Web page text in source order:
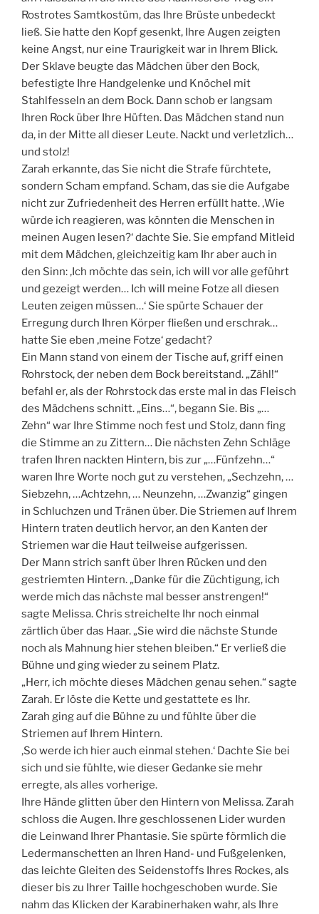
Rostrotes Samtkostüm, das Ihre Brüste unbedeckt
ließ. Sie hatte den Kopf gesenkt, Ihre Augen zeigten
keine Angst, nur eine Traurigkeit war in Ihrem Blick.
Der Sklave beugte das Mädchen über den Bock,
befestigte Ihre Handgelenke und Knöchel mit
Stahlfesseln an dem Bock. Dann schob er langsam
Ihren Rock über Ihre Hüften. Das Mädchen stand nun
da, in der Mitte all dieser Leute. Nackt und verletzlich…
und stolz!
Zarah erkannte, das Sie nicht die Strafe fürchtete,
sondern Scham empfand. Scham, das sie die Aufgabe
nicht zur Zufriedenheit des Herren erfüllt hatte. ‚Wie
würde ich reagieren, was könnten die Menschen in
meinen Augen lesen?‘ dachte Sie. Sie empfand Mitleid
mit dem Mädchen, gleichzeitig kam Ihr aber auch in
den Sinn: ‚Ich möchte das sein, ich will vor alle geführt
und gezeigt werden… Ich will meine Fotze all diesen
Leuten zeigen müssen…‘ Sie spürte Schauer der
Erregung durch Ihren Körper fließen und erschrak…
hatte Sie eben ‚meine Fotze‘ gedacht?
Ein Mann stand von einem der Tische auf, griff einen
Rohrstock, der neben dem Bock bereitstand. „Zähl!“
befahl er, als der Rohrstock das erste mal in das Fleisch
des Mädchens schnitt. „Eins…“, begann Sie. Bis „…
Zehn“ war Ihre Stimme noch fest und Stolz, dann fing
die Stimme an zu Zittern… Die nächsten Zehn Schläge
trafen Ihren nackten Hintern, bis zur „…Fünfzehn…“
waren Ihre Worte noch gut zu verstehen, „Sechzehn, …
Siebzehn, …Achtzehn, … Neunzehn, …Zwanzig“ gingen
in Schluchzen und Tränen über. Die Striemen auf Ihrem
Hintern traten deutlich hervor, an den Kanten der
Striemen war die Haut teilweise aufgerissen.
Der Mann strich sanft über Ihren Rücken und den
gestriemten Hintern. „Danke für die Züchtigung, ich
werde mich das nächste mal besser anstrengen!“
sagte Melissa. Chris streichelte Ihr noch einmal
zärtlich über das Haar. „Sie wird die nächste Stunde
noch als Mahnung hier stehen bleiben.“ Er verließ die
Bühne und ging wieder zu seinem Platz.
„Herr, ich möchte dieses Mädchen genau sehen.“ sagte
Zarah. Er löste die Kette und gestattete es Ihr.
Zarah ging auf die Bühne zu und fühlte über die
Striemen auf Ihrem Hintern.
‚So werde ich hier auch einmal stehen.‘ Dachte Sie bei
sich und sie fühlte, wie dieser Gedanke sie mehr
erregte, als alles vorherige.
Ihre Hände glitten über den Hintern von Melissa. Zarah
schloss die Augen. Ihre geschlossenen Lider wurden
die Leinwand Ihrer Phantasie. Sie spürte förmlich die
Ledermanschetten an Ihren Hand- und Fußgelenken,
das leichte Gleiten des Seidenstoffs Ihres Rockes, als
dieser bis zu Ihrer Taille hochgeschoben wurde. Sie
nahm das Klicken der Karabinerhaken wahr, als Ihre